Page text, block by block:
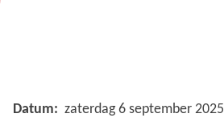
Datum: zaterdag 6 september 2025